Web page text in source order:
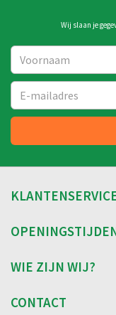
Wij slaan je
WIE ZIJN WIJ?
CONTACT